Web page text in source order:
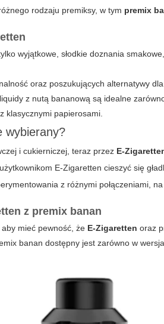
rodzaju premiksy, w tym premix
wyjątkowe, słodkie doznania
oraz poszukujących alternatywy
z nutą bananową są idealne
klasycznymi papierosami.
wybierany?
i cukierniczej, teraz przez E-
E-Zigaretten cieszyć się
z różnymi połączeniami,
z premix banan
mieć pewność, że E-Zigaretten oraz
banan dostępny jest zarówno w